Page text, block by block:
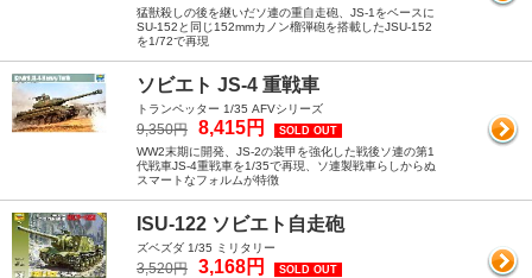
猛獣殺しの後を継いだソ連の重自走砲、JS-1をベースに
SU-152と同じ152mmカノン榴弾砲を搭載したJSU-152
を1/72で再現
ソビエト JS-4 重戦車
トランペッター 1/35 AFVシリーズ
9,350円 8,415円 SOLD OUT
WW2末期に開発、JS-2の装甲を強化した戦後ソ連の第1
代戦車JS-4重戦車を1/35で再現、ソ連製戦車らしからぬ
スマートなフォルムが特徴
ISU-122 ソビエト自走砲
ズベズダ 1/35 ミリタリー
3,520円 3,168円 SOLD OUT